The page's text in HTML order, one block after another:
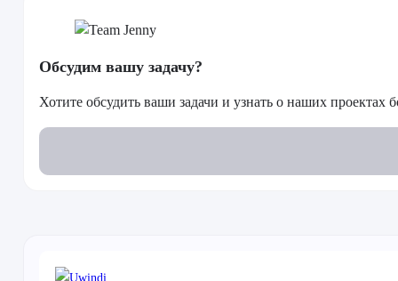
Обсудим вашу задачу?
Хотите обсудить ваши задачи и узнать о наших